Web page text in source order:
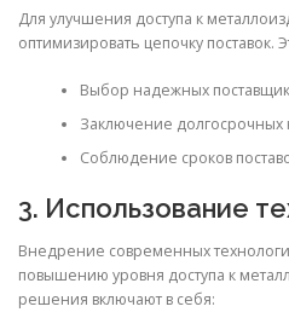
Для улучшения доступа к
оптимизировать цепочку поставок.
Выбор надежных
Заключение долгосрочных
Соблюдение сроков
3. Использование
Внедрение современных
повышению уровня доступа к
решения включают в себя: